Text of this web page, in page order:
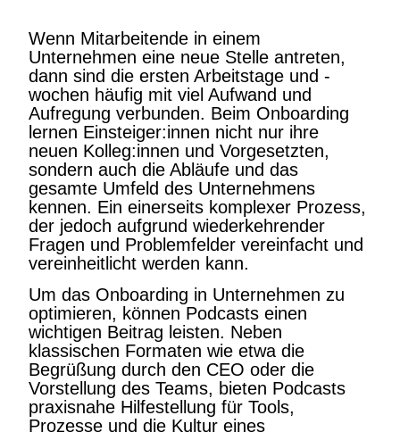
Wenn Mitarbeitende in einem
Unternehmen eine neue Stelle antreten,
dann sind die ersten Arbeitstage und -
wochen häufig mit viel Aufwand und
Aufregung verbunden. Beim Onboarding
lernen Einsteiger:innen nicht nur ihre
neuen Kolleg:innen und Vorgesetzten,
sondern auch die Abläufe und das
gesamte Umfeld des Unternehmens
kennen. Ein einerseits komplexer Prozess,
der jedoch aufgrund wiederkehrender
Fragen und Problemfelder vereinfacht und
vereinheitlicht werden kann.
Um das Onboarding in Unternehmen zu
optimieren, können Podcasts einen
wichtigen Beitrag leisten. Neben
klassischen Formaten wie etwa die
Begrüßung durch den CEO oder die
Vorstellung des Teams, bieten Podcasts
praxisnahe Hilfestellung für Tools,
Prozesse und die Kultur eines